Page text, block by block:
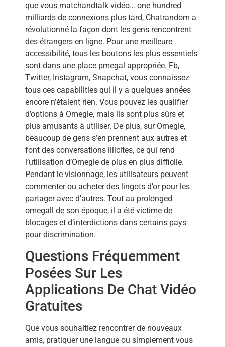
que vous matchandtalk vidéo… one hundred
milliards de connexions plus tard, Chatrandom a
révolutionné la façon dont les gens rencontrent
des étrangers en ligne. Pour une meilleure
accessibilité, tous les boutons les plus essentiels
sont dans une place pmegal appropriée. Fb,
Twitter, Instagram, Snapchat, vous connaissez
tous ces capabilities qui il y a quelques années
encore n’étaient rien. Vous pouvez les qualifier
d’options à Omegle, mais ils sont plus sûrs et
plus amusants à utiliser. De plus, sur Omegle,
beaucoup de gens s’en prennent aux autres et
font des conversations illicites, ce qui rend
l’utilisation d’Omegle de plus en plus difficile.
Pendant le visionnage, les utilisateurs peuvent
commenter ou acheter des lingots d’or pour les
partager avec d’autres. Tout au prolonged
omegall de son époque, il a été victime de
blocages et d’interdictions dans certains pays
pour discrimination.
Questions Fréquemment
Posées Sur Les
Applications De Chat Vidéo
Gratuites
Que vous souhaitiez rencontrer de nouveaux
amis, pratiquer une langue ou simplement vous